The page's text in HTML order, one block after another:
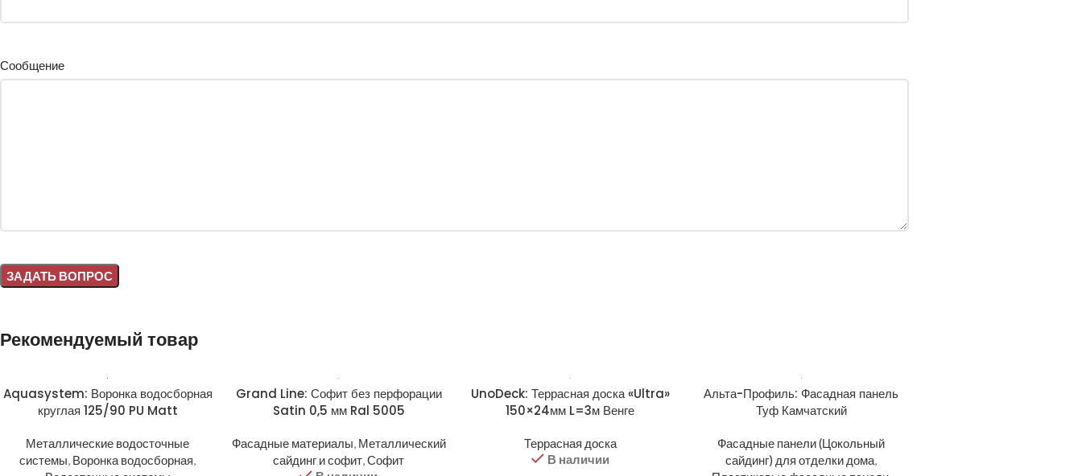
Сообщение
Рекомендуемый товар
Aquasystem: Воронка водосборная
круглая 125/90 PU Matt
Металлические водосточные
системы, Воронка водосборная,
Grand Line: Софит без перфорации
Satin 0,5 мм Ral 5005
Фасадные материалы, Металлический
сайдинг и софит,Софит
UnoDeck: Террасная доска «Ultra»
150×24мм L=3м Венге
Террасная доска
В наличии
Альта-Профиль: Фасадная панель
Туф Камчатский
Фасадные панели (Цокольный
сайдинг) для отделки дома,